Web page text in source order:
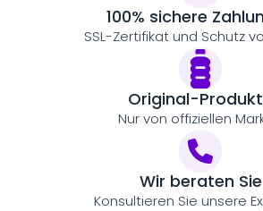
100% sichere
SSL-Zertifikat und Schutz
Original-
Nur von offiziellen
Wir beraten Sie
Konsultieren Sie unsere